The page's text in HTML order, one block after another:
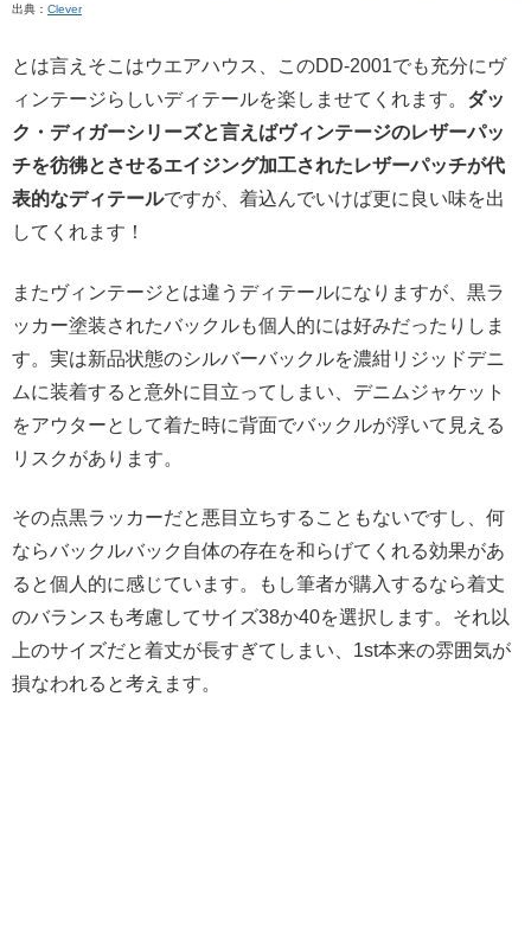
出典： Clever
とは言えそこはウエアハウス、このDD-2001でも充分にヴ
ィンテージらしいディテールを楽しませてくれます。 ダッ
ク・ディガーシリーズと言えばヴィンテージのレザーパッ
チを彷彿とさせるエイジング加工されたレザーパッチが代
表的なディテールですが、着込んでいけば更に良い味を出
してくれます！
またヴィンテージとは違うディテールになりますが、黒ラ
ッカー塗装されたバックルも個人的には好みだったりしま
す。実は新品状態のシルバーバックルを濃紺リジッドデニ
ムに装着すると意外に目立ってしまい、デニムジャケット
をアウターとして着た時に背面でバックルが浮いて見える
リスクがあります。
その点黒ラッカーだと悪目立ちすることもないですし、何
ならバックルバック自体の存在を和らげてくれる効果があ
ると個人的に感じています。もし筆者が購入するなら着丈
のバランスも考慮してサイズ38か40を選択します。それ以
上のサイズだと着丈が長すぎてしまい、1st本来の雰囲気が
損なわれると考えます。